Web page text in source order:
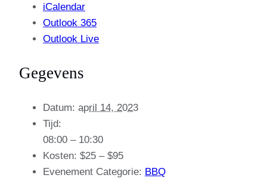
iCalendar
Outlook 365
Outlook Live
Gegevens
Datum: april 14, 2023
Tijd:
08:00 – 10:30
Kosten: $25 – $95
Evenement Categorie: BBQ